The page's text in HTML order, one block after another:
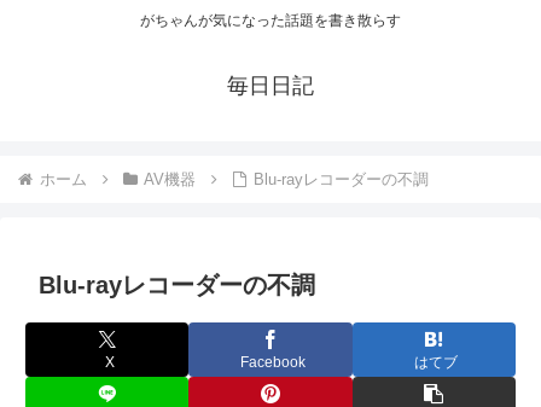
がちゃんが気になった話題を書き散らす
毎日日記
ホーム AV機器 Blu-rayレコーダーの不調
Blu-rayレコーダーの不調
X Facebook はてブ